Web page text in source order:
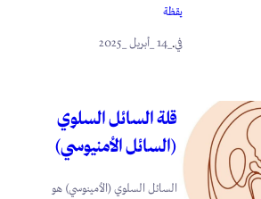
يقظة
في. _14 _أبريل _2025
قلة السائل السلوي
(السائل الأمنيوسي)
السائل السلوي (الأمينوسي) هو